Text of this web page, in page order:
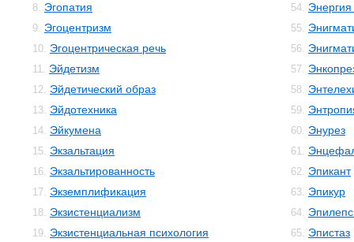
8. Эгопатия
9. Эгоцентризм
10. Эгоцентрическая речь
11. Эйдетизм
12. Эйдетический образ
13. Эйдотехника
14. Эйкумена
15. Экзальтация
16. Экзальтированность
17. Экземплификация
18. Экзистенциализм
19. Экзистенциальная психология
54. Энергия
55.
56.
57.
58.
59.
60. Энурез
61.
62. Эпикант
63. Эпикур
64.
65. Эпистаз